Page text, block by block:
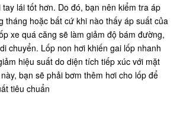
lái tốt hơn. Do đó, bạn nên kiểm tra áp
tháng hoặc bất cứ khi nào thấy áp suất của
xe quá căng sẽ làm giảm độ bám đường,
chuyển. Lốp non hơi khiến gai lốp nhanh
hiệu suất do diện tích tiếp xúc với mặt
bạn sẽ phải bơm thêm hơi cho lốp để
tiêu chuẩn